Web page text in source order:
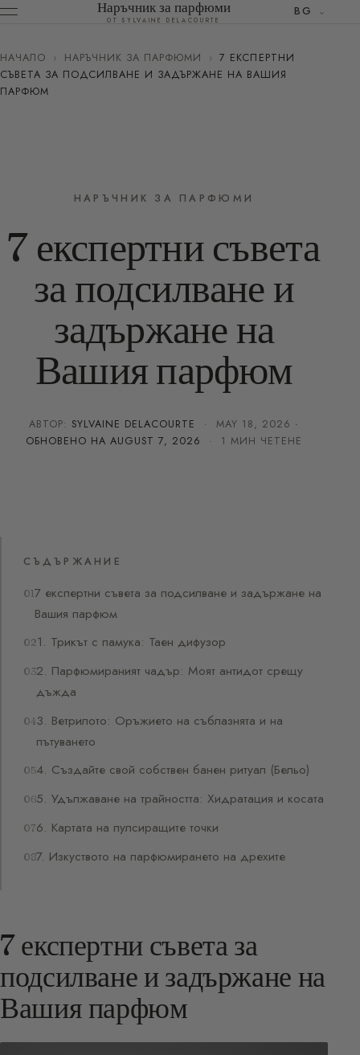
Наръчник за парфюми
ОТ SYLVAINE DELACOURTE
BG
НАЧАЛО › НАРЪЧНИК ЗА ПАРФЮМИ › 7 ЕКСПЕРТНИ
СЪВЕТА ЗА ПОДСИЛВАНЕ И ЗАДЪРЖАНЕ НА ВАШИЯ
ПАРФЮМ
НАРЪЧНИК ЗА ПАРФЮМИ
7 експертни съвета
за подсилване и
задържане на
Вашия парфюм
АВТОР: SYLVAINE DELACOURTE · MAY 18, 2026 ·
ОБНОВЕНО НА AUGUST 7, 2026 · 1 МИН ЧЕТЕНЕ
СЪДЪРЖАНИЕ
7 експертни съвета за подсилване и задържане на
Вашия парфюм
1. Трикът с памука: Таен дифузор
2. Парфюмираният чадър: Моят антидот срещу
дъжда
3. Ветрилото: Оръжието на съблазнята и на
пътуването
4. Създайте свой собствен банен ритуал (Бельо)
5. Удължаване на трайността: Хидратация и косата
6. Картата на пулсиращите точки
7. Изкуството на парфюмирането на дрехите
7 експертни съвета за
подсилване и задържане на
Вашия парфюм